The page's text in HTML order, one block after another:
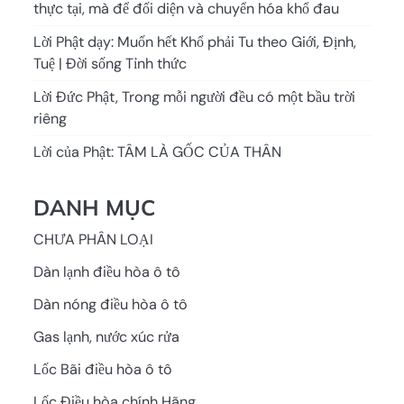
thực tại, mà để đối diện và chuyển hóa khổ đau
Lời Phật dạy: Muốn hết Khổ phải Tu theo Giới, Định,
Tuệ | Đời sống Tỉnh thức
Lời Đức Phật, Trong mỗi người đều có một bầu trời
riêng
Lời của Phật: TÂM LÀ GỐC CỦA THÂN
DANH MỤC
CHƯA PHÂN LOẠI
Dàn lạnh điều hòa ô tô
Dàn nóng điều hòa ô tô
Gas lạnh, nước xúc rửa
Lốc Bãi điều hòa ô tô